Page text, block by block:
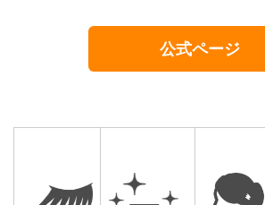
公式ページ